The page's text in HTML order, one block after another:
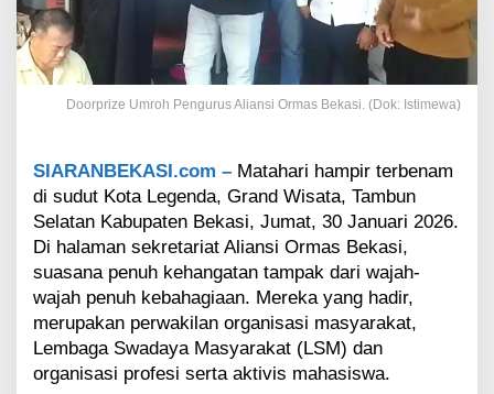
O
a
e
k
a
E
d
v
i
n
G
Doorprize Umroh Pengurus Aliansi Ormas Bekasi. (Dok: Istimewa)
SIARANBEKASI.com – Matahari hampir terbenam
di sudut Kota Legenda, Grand Wisata, Tambun
Selatan Kabupaten Bekasi, Jumat, 30 Januari 2026.
Di halaman sekretariat Aliansi Ormas Bekasi,
suasana penuh kehangatan tampak dari wajah-
wajah penuh kebahagiaan. Mereka yang hadir,
merupakan perwakilan organisasi masyarakat,
Lembaga Swadaya Masyarakat (LSM) dan
organisasi profesi serta aktivis mahasiswa.